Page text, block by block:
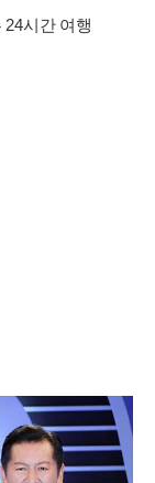
시간 여행